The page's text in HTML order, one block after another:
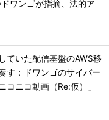
ワンゴが指摘、法的ア
ていた配信基盤のAWS移
す：ドワンゴのサイバー
コニコ動画（Re:仮）」